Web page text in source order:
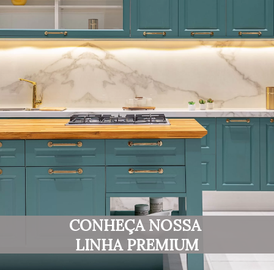
CONHEÇA NOSSA
LINHA PREMIUM